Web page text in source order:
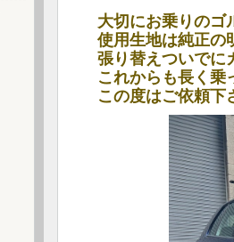
大切にお乗りのゴ
使用生地は純正の
張り替えついでに
これからも長く乗
この度はご依頼下